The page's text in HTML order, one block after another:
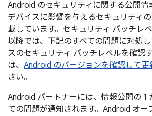
Android のセキュリティに関する公開情
デバイスに影響を与えるセキュリティ
載しています。セキュリティ パッチレ
以降では、下記のすべての問題に対処
スのセキュリティ パッチレベルを確認
は、 Android のバージョンを確認して更
さい。
Android パートナーには、情報公開の 1
ての問題が通知されます。Android オー